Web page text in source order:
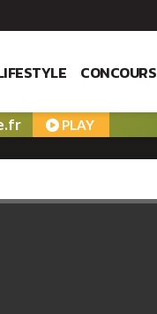
CONCOURS
PLAY